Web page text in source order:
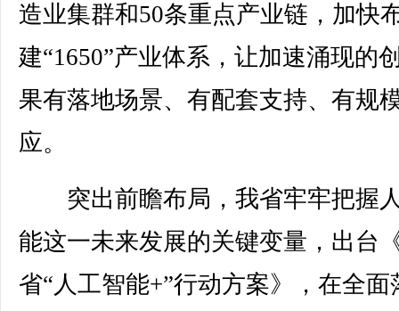
造业集群和50条重点产业链，加快
建“1650”产业体系，让加速涌现的
果有落地场景、有配套支持、有规
应。
突出前瞻布局，我省牢牢把握
能这一未来发展的关键变量，出台
省“人工智能+”行动方案》，在全面